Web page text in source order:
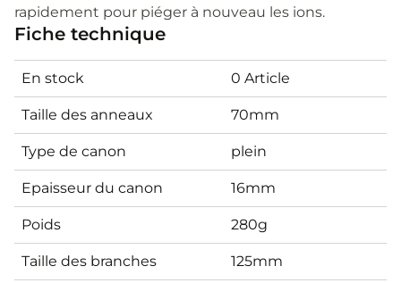
rapidement pour piéger à nouveau les ions.
Fiche technique
En stock 0 Article
Taille des anneaux 70mm
Type de canon plein
Epaisseur du canon 16mm
Poids 280g
Taille des branches 125mm